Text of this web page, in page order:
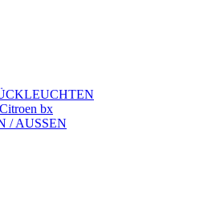
bx
/ AUSSEN